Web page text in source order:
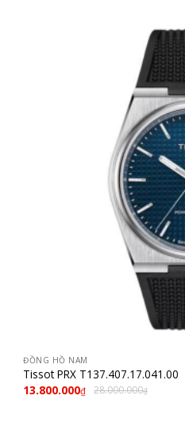
ĐỒNG HỒ NAM
Tissot PRX T137.407.17.041.00
13.800.000₫ 28.000.000₫